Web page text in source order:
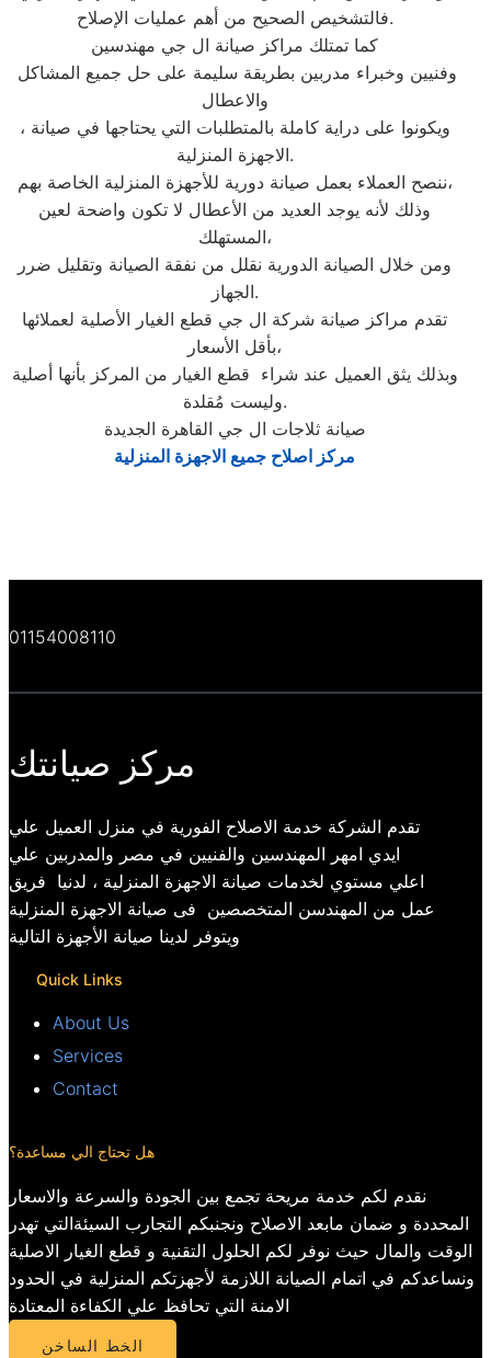
فالتشخيص الصحيح من أهم عمليات الإصلاح.
كما تمتلك مراكز صيانة ال جي مهندسين
والاعطال
، ويكونوا على دراية كاملة بالمتطلبات التي يحتاجها في صيانة
الاجهزة المنزلية.
ننصح العملاء بعمل صيانة دورية للأجهزة المنزلية الخاصة بهم،
وذلك لأنه يوجد العديد من الأعطال لا تكون واضحة لعين
المستهلك،
ومن خلال الصيانة الدورية نقلل من نفقة الصيانة وتقليل ضرر
الجهاز.
تقدم مراكز صيانة شركة ال جي قطع الغيار الأصلية لعملائها
بأقل الأسعار،
وبذلك يثق العميل عند شراء قطع الغيار من المركز بأنها أصلية
وليست مُقلدة.
صيانة ثلاجات ال جي القاهرة الجديدة
مركز اصلاح جميع الاجهزة المنزلية
01154008110
مركز صيانتك
تقدم الشركة خدمة الاصلاح الفورية في منزل العميل علي
ايدي امهر المهندسين والفنيين في مصر والمدربين علي
اعلي مستوي لخدمات صيانة الاجهزة المنزلية ، لدنيا فريق
عمل من المهندسن المتخصصين فى صيانة الاجهزة المنزلية
ويتوفر لدينا صيانة الأجهزة التالية
Quick Links
About Us
Services
Contact
هل تحتاج الي مساعدة؟
نقدم لكم خدمة مريحة تجمع بين الجودة والسرعة والاسعار
المحددة و ضمان مابعد الاصلاح ونجنبكم التجارب السيئةالتي تهدر
الوقت والمال حيث نوفر لكم الحلول التقنية و قطع الغيار الاصلية
ونساعدكم في اتمام الصيانة اللازمة لأجهزتكم المنزلية في الحدود
الامنة التي تحافظ علي الكفاءة المعتادة
الخط الساخن